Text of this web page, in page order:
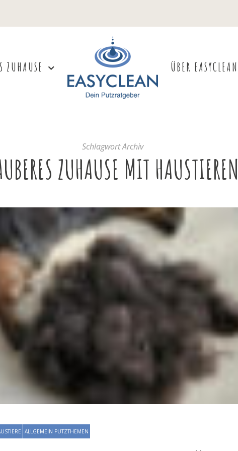
ZUHAUSE ÜBER EASYCLEAN
Schlagwort Archiv
ZUHAUSE MIT HAUSTIEREN
ALLGEMEIN PUTZTHEMEN